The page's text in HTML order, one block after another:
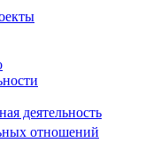
деятельность
отношений